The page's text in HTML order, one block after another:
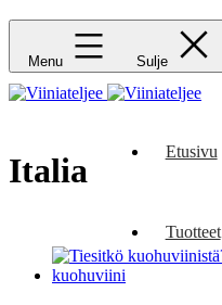
Menu Sulje
Etusivu
Tuotteet
Italia